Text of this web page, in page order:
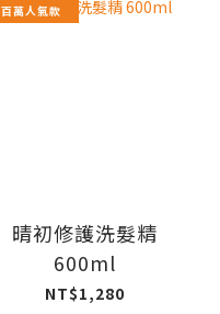
百萬人氣款
晴初修護洗髮精
600ml
NT$1,280